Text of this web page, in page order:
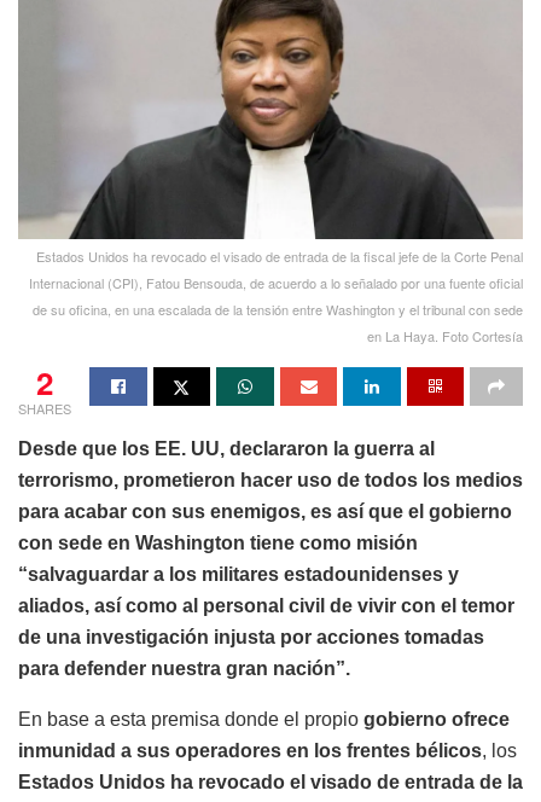
Estados Unidos ha revocado el visado de entrada de la fiscal jefe de la Corte Penal
Internacional (CPI), Fatou Bensouda, de acuerdo a lo señalado por una fuente oficial
de su oficina, en una escalada de la tensión entre Washington y el tribunal con sede
en La Haya. Foto Cortesía
2
SHARES
Desde que los EE. UU, declararon la guerra al
terrorismo, prometieron hacer uso de todos los medios
para acabar con sus enemigos, es así que el gobierno
con sede en Washington tiene como misión
“salvaguardar a los militares estadounidenses y
aliados, así como al personal civil de vivir con el temor
de una investigación injusta por acciones tomadas
para defender nuestra gran nación”.
En base a esta premisa donde el propio gobierno ofrece
inmunidad a sus operadores en los frentes bélicos, los
Estados Unidos ha revocado el visado de entrada de la